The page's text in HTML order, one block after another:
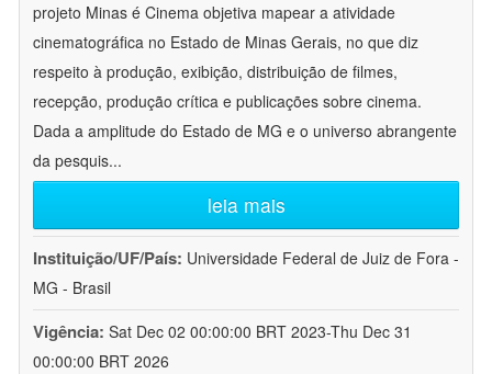
projeto Minas é Cinema objetiva mapear a atividade
cinematográfica no Estado de Minas Gerais, no que diz
respeito à produção, exibição, distribuição de filmes,
recepção, produção crítica e publicações sobre cinema.
Dada a amplitude do Estado de MG e o universo abrangente
da pesquis...
leia mais
Instituição/UF/País: Universidade Federal de Juiz de Fora -
MG - Brasil
Vigência: Sat Dec 02 00:00:00 BRT 2023-Thu Dec 31
00:00:00 BRT 2026